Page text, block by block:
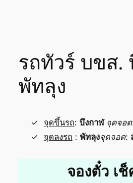
รถทัวร์ บขส.
พัทลุง
จุดขึ้นรถ: บึงกาฬ จุดจอด
จุดลงรถ : พัทลุงจุดจอด:
จองตั๋ว เ